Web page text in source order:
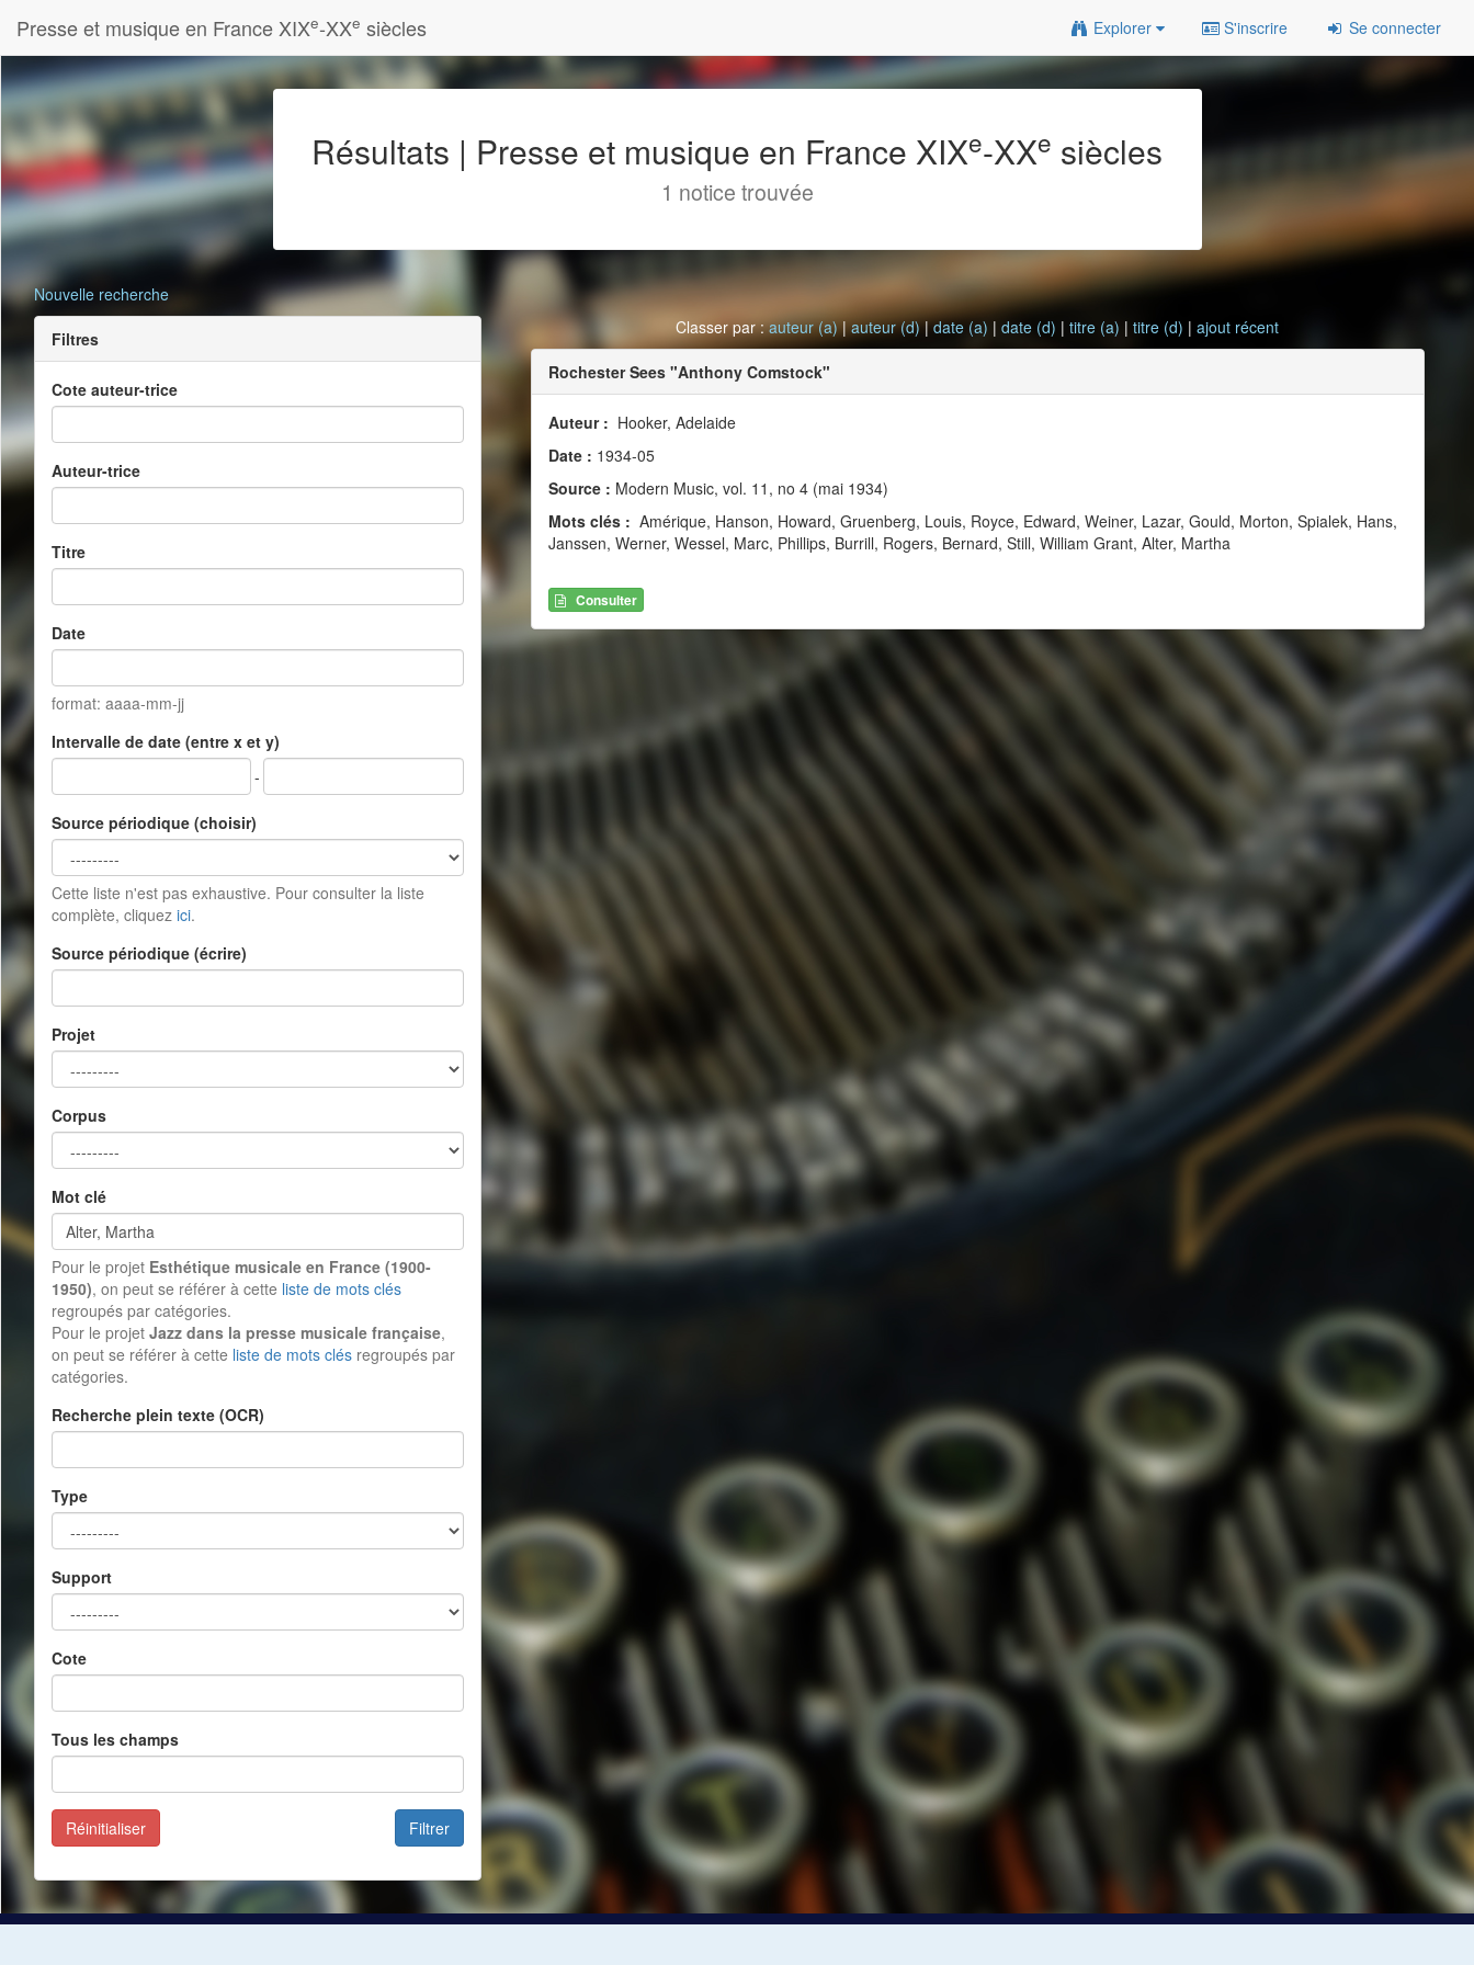
Presse et musique en France XIXe-XXe siècles Explorer S'inscrire Se connecter
Résultats | Presse et musique en France XIXe-XXe siècles
1 notice trouvée
Nouvelle recherche
Filtres
Cote auteur-trice
Auteur-trice
Titre
Date
format: aaaa-mm-jj
Intervalle de date (entre x et y)
-
Source périodique (choisir)
Cette liste n'est pas exhaustive. Pour consulter la liste
complète, cliquez ici.
Source périodique (écrire)
Projet
Corpus
Mot clé
Pour le projet Esthétique musicale en France (1900-
1950), on peut se référer à cette liste de mots clés
regroupés par catégories.
Pour le projet Jazz dans la presse musicale française,
on peut se référer à cette liste de mots clés regroupés par
catégories.
Recherche plein texte (OCR)
Type
Support
Cote
Tous les champs
Filtrer
Réinitialiser
Classer par :auteur (a)|auteur (d)|date (a) |date (d) |titre (a) |titre (d) |ajout récent
Rochester Sees "Anthony Comstock"
Auteur : Hooker, Adelaide
Date : 1934-05
Source : Modern Music, vol. 11, no 4 (mai 1934)
Mots clés : Amérique, Hanson, Howard, Gruenberg, Louis, Royce, Edward, Weiner, Lazar, Gould, Morton, Spialek, Hans,
Janssen, Werner, Wessel, Marc, Phillips, Burrill, Rogers, Bernard, Still, William Grant, Alter, Martha
Consulter